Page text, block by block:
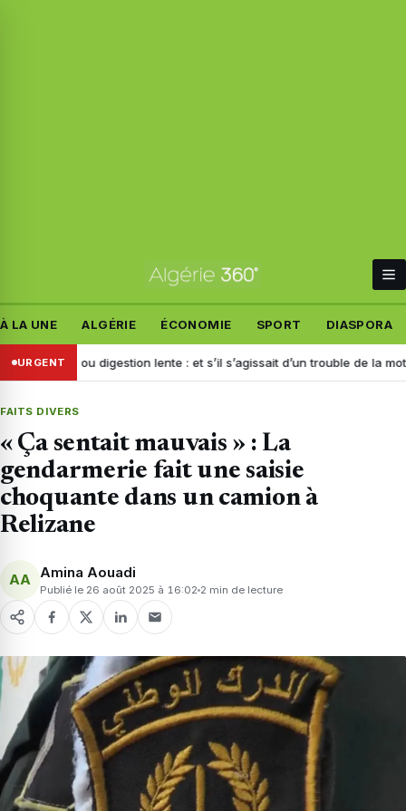
À LA UNE ALGÉRIE ÉCONOMIE SPORT DIASPORA
URGENT
ou digestion lente : et s’il s’agissait d’un trouble de la motilité ?
FAITS DIVERS
« Ça sentait mauvais » : La
gendarmerie fait une saisie
choquante dans un camion à
Relizane
AA Amina Aouadi
Publié le 26 août 2025 à 16:02 2 min de lecture